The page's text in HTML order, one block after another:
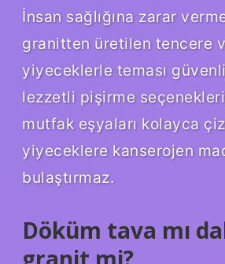
İnsan sağlığına zarar
granitten üretilen tencere
yiyeceklerle teması
lezzetli pişirme
mutfak eşyaları kolayca
yiyeceklere kanserojen
bulaştırmaz.
Döküm tava mı